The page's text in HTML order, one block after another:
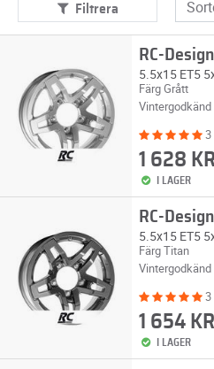
Filtrera
RC-
5.5x15 ET5
Färg Grått
Vintergodkänd
3
1 628 KR
I LAGER
RC-
5.5x15 ET5
Färg Titan
Vintergodkänd
3
1 654 KR
I LAGER